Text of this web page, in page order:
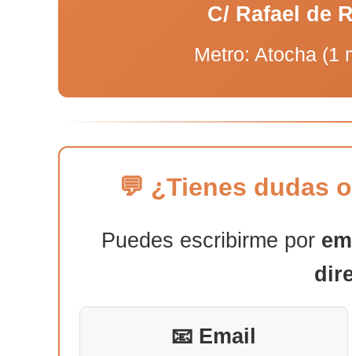
C/ Rafael de
Metro: Atocha (1
💬 ¿Tienes dudas
Puedes escribirme por
📧 Email